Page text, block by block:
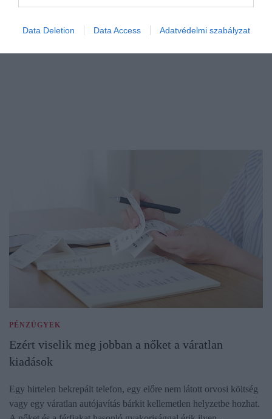
Data Deletion Data Access Adatvédelmi szabályzat
PÉNZÜGYEK
Ezért viselik meg jobban a nőket a váratlan
kiadások
Egy hirtelen bekrepált telefon, egy előre nem látott orvosi költség
vagy egy váratlan autójavítás bárkit kellemetlen helyzetbe hozhat.